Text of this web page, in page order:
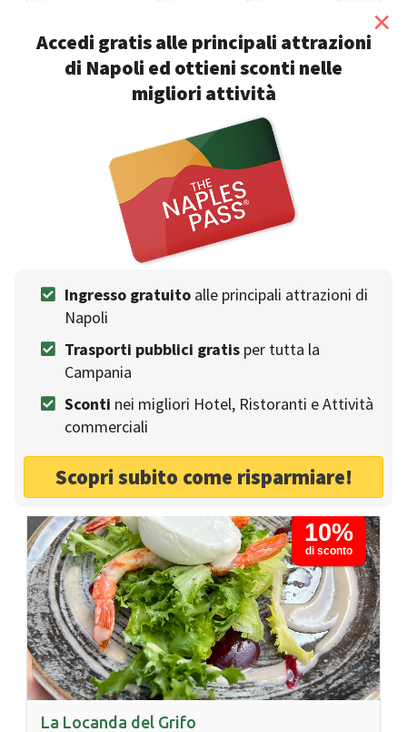
Accedi gratis alle principali attrazioni
di Napoli ed ottieni sconti nelle
migliori attività
Ingresso gratuito alle principali attrazioni di
Napoli
Trasporti pubblici gratis per tutta la
Campania
Sconti nei migliori Hotel, Ristoranti e Attività
commerciali
Scopri subito come risparmiare!
×
PIZZERIE
Un incontro unico tra Pizza, Cocktail e Vino
Cucina vegetariana Giardino
Cocktails
Pizza Mastercard
Boscotrecase - Via Argano, 1
10%
di sconto
La Locanda del Grifo